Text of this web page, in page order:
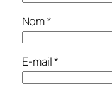
Nom*
E-mail*